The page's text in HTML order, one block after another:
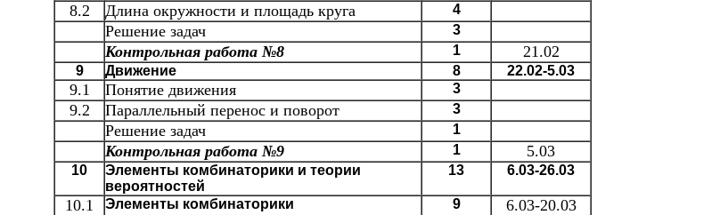
8.2 Длина окружности и площадь круга 4
Решение задач 3
Контрольная работа №8 1 21.02
9 Движение 8 22.02-5.03
9.1 Понятие движения 3
9.2 Параллельный перенос и поворот 3
Решение задач 1
Контрольная работа №9 1 5.03
10
Элементы комбинаторики и теории
вероятностей
13 6.03-26.03
10.1 Элементы комбинаторики 9
6.03-20.03